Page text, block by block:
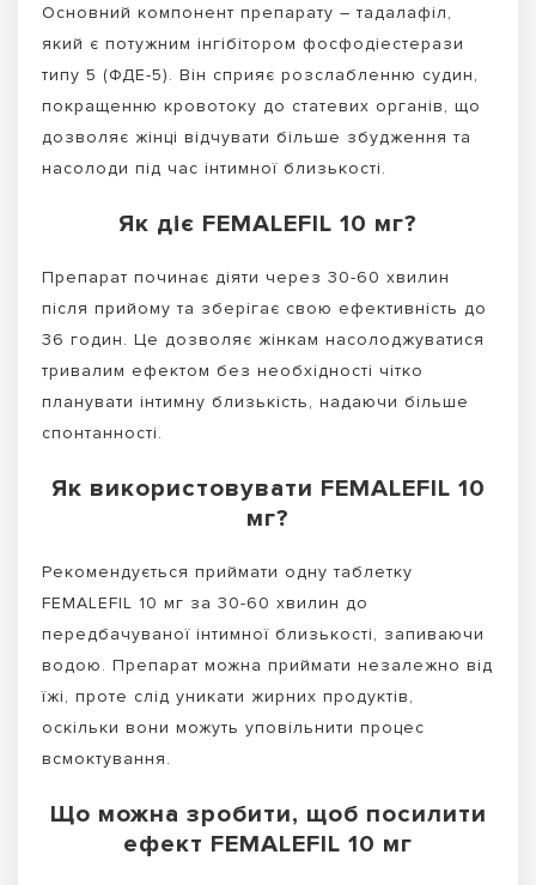
Основний компонент препарату – тадалафіл,
який є потужним інгібітором фосфодіестерази
типу 5 (ФДЕ-5). Він сприяє розслабленню судин,
покращенню кровотоку до статевих органів, що
дозволяє жінці відчувати більше збудження та
насолоди під час інтимної близькості.
Як діє FEMALEFIL 10 мг?
Препарат починає діяти через 30-60 хвилин
після прийому та зберігає свою ефективність до
36 годин. Це дозволяє жінкам насолоджуватися
тривалим ефектом без необхідності чітко
планувати інтимну близькість, надаючи більше
спонтанності.
Як використовувати FEMALEFIL 10
мг?
Рекомендується приймати одну таблетку
FEMALEFIL 10 мг за 30-60 хвилин до
передбачуваної інтимної близькості, запиваючи
водою. Препарат можна приймати незалежно від
їжі, проте слід уникати жирних продуктів,
оскільки вони можуть уповільнити процес
всмоктування.
Що можна зробити, щоб посилити
ефект FEMALEFIL 10 мг